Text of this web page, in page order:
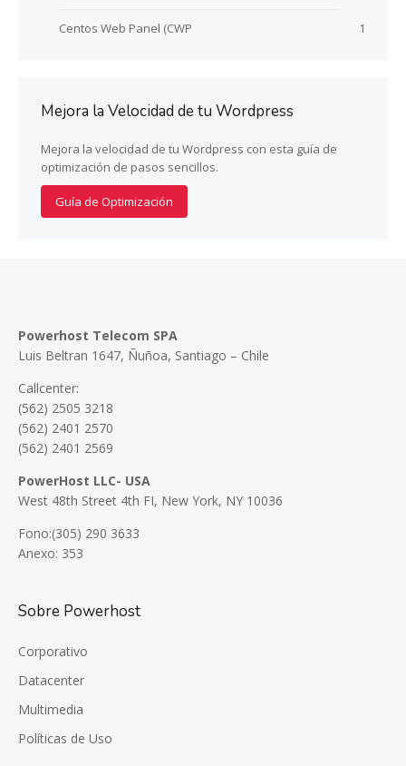
Centos Web Panel (CWP 1
Mejora la Velocidad de tu Wordpress
Mejora la velocidad de tu Wordpress con esta guía de
optimización de pasos sencillos.
Guía de Optimización
Powerhost Telecom SPA
Luis Beltran 1647, Ñuñoa, Santiago – Chile
Callcenter:
(562) 2505 3218
(562) 2401 2570
(562) 2401 2569
PowerHost LLC- USA
West 48th Street 4th FI, New York, NY 10036
Fono:(305) 290 3633
Anexo: 353
Sobre Powerhost
Corporativo
Datacenter
Multimedia
Políticas de Uso